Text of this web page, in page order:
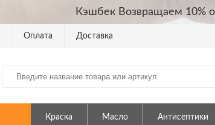
Кэшбек Возвращаем 10%
Оплата Доставка
Краска Масло Антисептики